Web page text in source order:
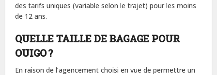
des tarifs uniques (variable selon le trajet) pour les moins
de 12 ans.
QUELLE TAILLE DE BAGAGE POUR
OUIGO ?
En raison de l’agencement choisi en vue de permettre un